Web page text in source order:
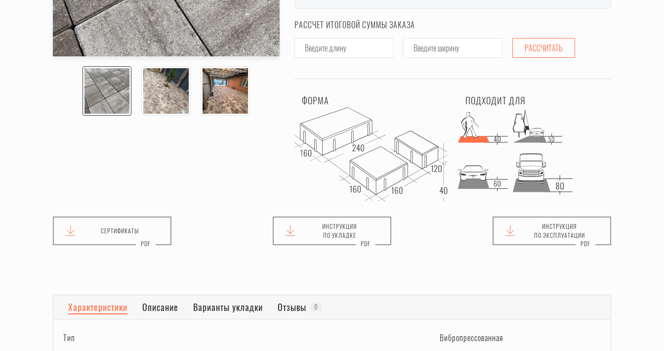
РАССЧЕТ ИТОГОВОЙ СУММЫ ЗАКАЗА
РАССЧИТАТЬ
ФОРМА ПОДХОДИТ ДЛЯ
СЕРТИФИКАТЫ
ИНСТРУКЦИЯ
ПО УКЛАДКЕ
ИНСТРУКЦИЯ
ПО ЭКСПЛУАТАЦИИ
Характеристики Описание Варианты укладки Отзывы 0
Тип Вибропрессованная